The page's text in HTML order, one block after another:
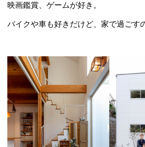
映画鑑賞、ゲームが好き。
バイクや車も好きだけど、家で過ごす